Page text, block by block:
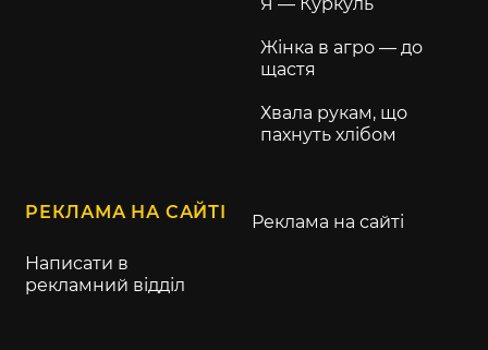
Жінка в агро — до
щастя
Хвала рукам, що
пахнуть хлібом
РЕКЛАМА НА САЙТІ
Написати в
рекламний відділ
Реклама на сайті